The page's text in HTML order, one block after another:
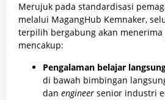
Merujuk pada standardisasi
melalui MagangHub Kemnaker,
terpilih bergabung akan menerima
mencakup:
Pengalaman belajar
di bawah bimbingan
dan engineer senior industri